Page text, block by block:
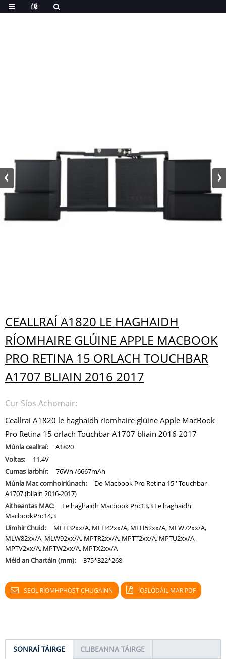
CEALLRAÍ A1820 LE HAGHAIDH
RÍOMHAIRE GLÚINE APPLE MACBOOK
PRO RETINA 15 ORLACH TOUCHBAR
A1707 BLIAIN 2016 2017
Cur Síos Achomair:
Ceallraí A1820 le haghaidh ríomhaire glúine Apple MacBook
Pro Retina 15 orlach Touchbar A1707 bliain 2016 2017
Múnla ceallraí:
A1820
Voltas:
11.4V
Cumas iarbhír:
76Wh /6667mAh
Múnla Mac comhoiriúnach:
Do Macbook Pro Retina 15'' Touchbar
A1707 (bliain 2016-2017)
Aitheantas MAC:
Le haghaidh Macbook Pro13,3 Le haghaidh
MacbookPro14,3
Uimhir Chuid:
MLH32xx/A, MLH42xx/A, MLH52xx/A, MLW72xx/A,
MLW82xx/A, MLW92xx/A, MPTR2xx/A, MPTT2xx/A, MPTU2xx/A,
MPTV2xx/A, MPTW2xx/A, MPTX2xx/A
Méid an Chartáin (mm):
375*322*268
SEOL RÍOMHPHOST CHUGAINN ÍOSLÓDÁIL MAR PDF
SONRAÍ TÁIRGE CLIBEANNA TÁIRGE